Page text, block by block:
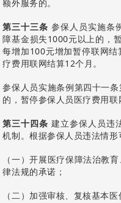
额外服务的。
第三十三条 参保人员实施条
障基金损失1000元以上的，
每增加100元增加暂停联网
疗费用联网结算12个月。
参保人员实施条例第四十一
的，暂停参保人员医疗费用联
第三十四条 建立参保人员违
机制。根据参保人员违法情形
（一）开展医疗保障法治教
律法规的承诺；
（二）加强审核、复核基本